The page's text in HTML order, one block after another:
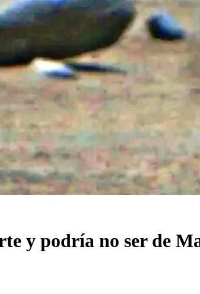
y podría no ser de